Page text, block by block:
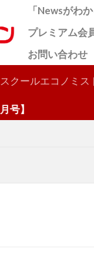
「Newsがわ
プレミアム会
お問い合わせ
スクールエコノミス